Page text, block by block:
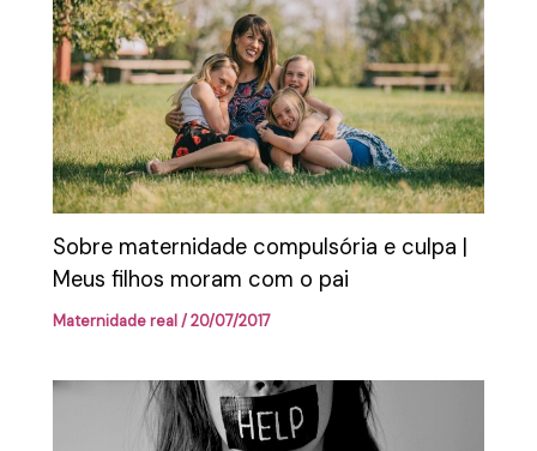
Sobre maternidade compulsória e culpa |
Meus filhos moram com o pai
Maternidade real/20/07/2017